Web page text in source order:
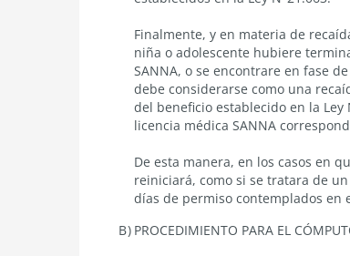
Finalmente, y en materia de
niña o adolescente hubiere
SANNA, o se encontrare en fase
debe considerarse como una
del beneficio establecido en la Ley
licencia médica SANNA
De esta manera, en los casos en
reiniciará, como si se tratara de
días de permiso contemplados en
PROCEDIMIENTO PARA EL